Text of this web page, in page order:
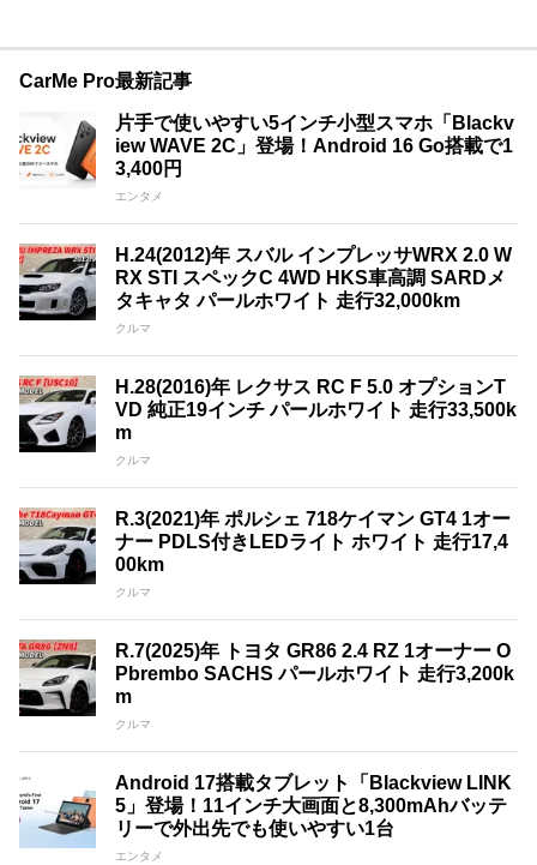
CarMe Pro最新記事
片手で使いやすい5インチ小型スマホ「Blackv
iew WAVE 2C」登場！Android 16 Go搭載で1
3,400円
エンタメ
H.24(2012)年 スバル インプレッサWRX 2.0 W
RX STI スペックC 4WD HKS車高調 SARDメ
タキャタ パールホワイト 走行32,000km
クルマ
H.28(2016)年 レクサス RC F 5.0 オプションT
VD 純正19インチ パールホワイト 走行33,500k
m
クルマ
R.3(2021)年 ポルシェ 718ケイマン GT4 1オー
ナー PDLS付きLEDライト ホワイト 走行17,4
00km
クルマ
R.7(2025)年 トヨタ GR86 2.4 RZ 1オーナー O
Pbrembo SACHS パールホワイト 走行3,200k
m
クルマ
Android 17搭載タブレット「Blackview LINK
5」登場！11インチ大画面と8,300mAhバッテ
リーで外出先でも使いやすい1台
エンタメ